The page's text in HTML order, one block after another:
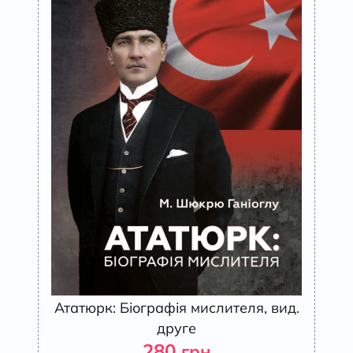
Ататюрк: Біографія мислителя, вид.
друге